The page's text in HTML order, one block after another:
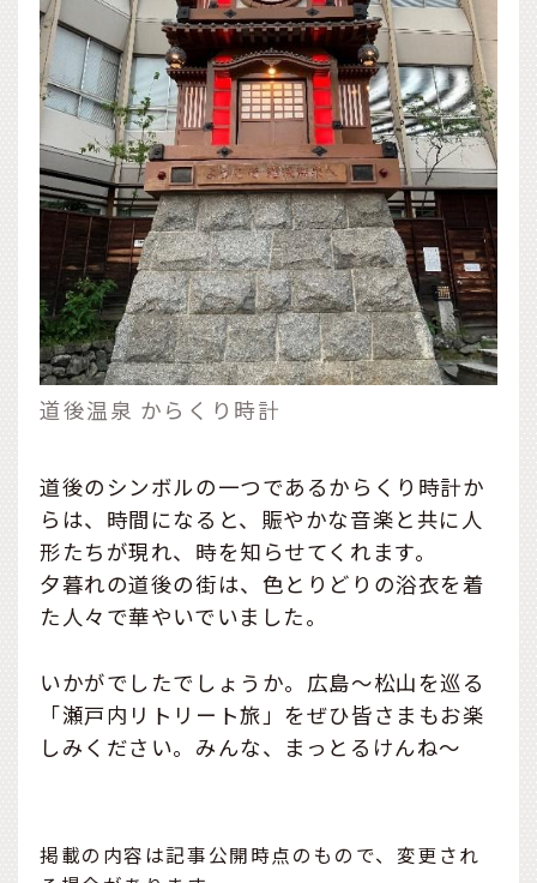
道後温泉 からくり時計
道後のシンボルの一つであるからくり時計か
らは、時間になると、賑やかな音楽と共に人
形たちが現れ、時を知らせてくれます。
夕暮れの道後の街は、色とりどりの浴衣を着
た人々で華やいでいました。
いかがでしたでしょうか。広島～松山を巡る
「瀬戸内リトリート旅」をぜひ皆さまもお楽
しみください。みんな、まっとるけんね～
掲載の内容は記事公開時点のもので、変更され